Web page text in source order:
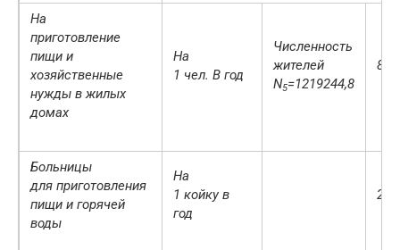
На
приготовление
пищи и
хозяйственные
нужды в жилых
домах
На
1 чел. В год
Численность
жителей
N5=1219244,8
Больницы
для приготовления
пищи и горячей
воды
На
1 койку в
год